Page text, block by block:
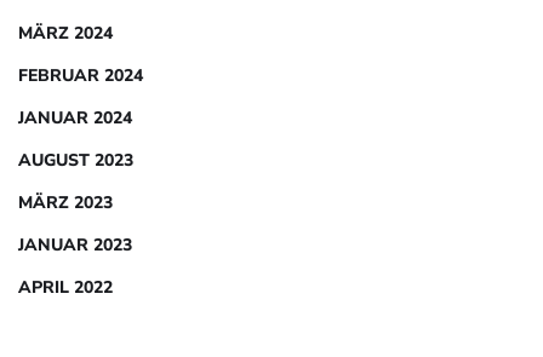
MÄRZ 2024
FEBRUAR 2024
JANUAR 2024
AUGUST 2023
MÄRZ 2023
JANUAR 2023
APRIL 2022